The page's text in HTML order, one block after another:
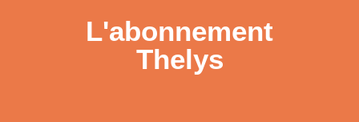
L'abonnement
Thelys